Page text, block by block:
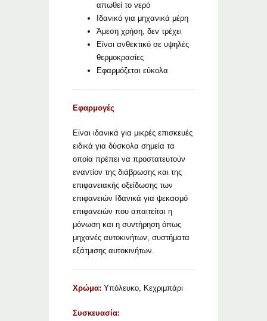
απωθεί το νερό
Ιδανικό για μηχανικά μέρη
Άμεση χρήση, δεν τρέχει
Είναι ανθεκτικό σε υψηλές
θερμοκρασίες
Εφαρμόζεται εύκολα
Εφαρμογές
Είναι ιδανικά για μικρές επισκευές
ειδικά για δύσκολα σημεία τα
οποία πρέπει να προστατευτούν
εναντίον της διάβρωσης και της
επιφανειακής οξείδωσης των
επιφανειών Ιδανικά για ψεκασμό
επιφανειών που απαιτείται η
μόνωση και η συντήρηση όπως
μηχανές αυτοκινήτων, συστήματα
εξάτμισης αυτοκινήτων.
Χρώμα: Υπόλευκο, Κεχριμπάρι
Συσκευασία: